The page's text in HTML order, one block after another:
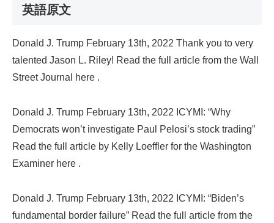
英語原文
Donald J. Trump February 13th, 2022 Thank you to very
talented Jason L. Riley! Read the full article from the Wall
Street Journal here .
Donald J. Trump February 13th, 2022 ICYMI: “Why
Democrats won’t investigate Paul Pelosi’s stock trading”
Read the full article by Kelly Loeffler for the Washington
Examiner here .
Donald J. Trump February 13th, 2022 ICYMI: “Biden’s
fundamental border failure” Read the full article from the